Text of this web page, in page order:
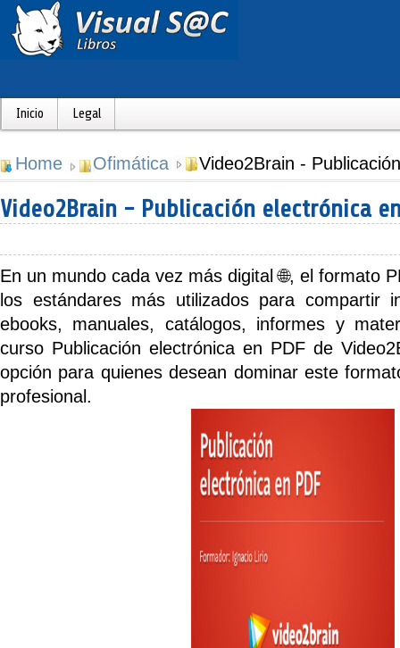
Inicio Legal
Home Ofimática Video2Brain -
Video2Brain - Publicación electrónica en
En un mundo cada vez más digital 🌐, el formato
los estándares más utilizados para compartir
ebooks, manuales, catálogos, informes y
curso Publicación electrónica en PDF de
opción para quienes desean dominar este
profesional.